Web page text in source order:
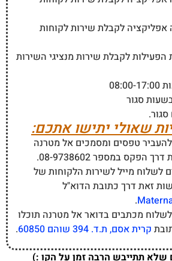
אפליקציה לקבלת שירות לקוחות
הפעילות לקבלת שירות מנציגי השירות
סגור
שאולי יתישו אתכם:
טפסים ומסמכים אל מטרנה
במספר 08-9738602.
לשלוח מייל לשירות הלקוחות של
זאת דרך כתובת הדוא"ל
.
מכתבים בדואר אל מטרנה תוכלו
קרית אסם, ת.ד. 394 שוהם 60850
.
שלא תתייבש הרבה זמן על הקו :)